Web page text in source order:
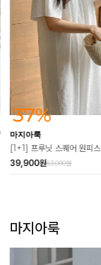
37%
마지아룩
[1+1] 프루닛 스퀘어 원피스
63,000원
39,900원
마지아룩